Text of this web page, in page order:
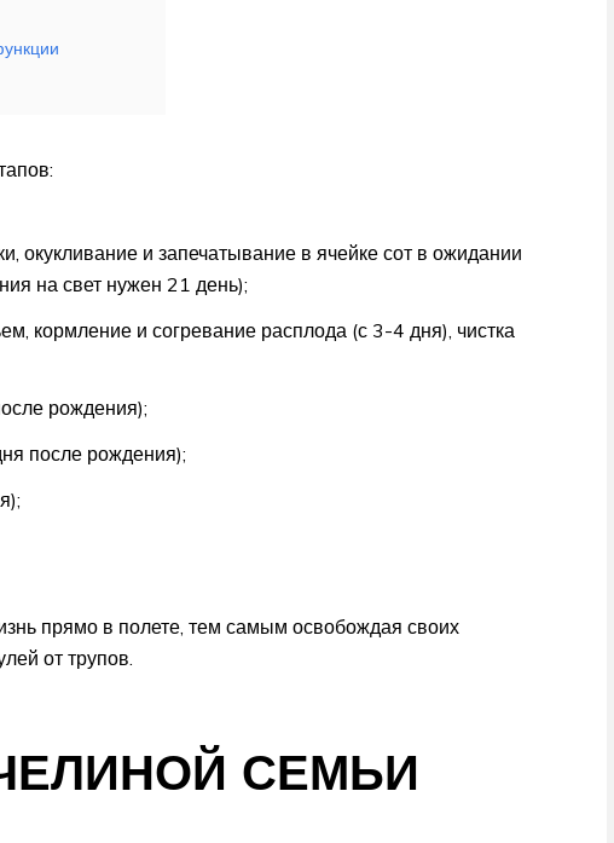
окукливание и запечатывание в ячейке сот в ожидании
на свет нужен 21 день);
кормление и согревание расплода (с 3-4 дня), чистка
рождения);
после рождения);
прямо в полете, тем самым освобождая своих
от трупов.
СЕМЬИ